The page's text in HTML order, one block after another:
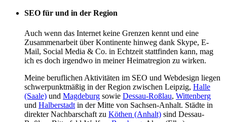
SEO für und in der Region
Auch wenn das Internet keine Grenzen kennt und eine
Zusammenarbeit über Kontinente hinweg dank Skype, E-
Mail, Social Media & Co. in Echtzeit statt­finden kann, mag
ich es doch irgendwo in meiner Heimatregion zu wirken.
Meine beruflichen Aktivitäten im SEO und Webdesign liegen
schwer­punkt­mäßig in der Region zwischen Leipzig, Halle
(Saale) und Magdeburg sowie Dessau-Roßlau, Wittenberg
und Halberstadt in der Mitte von Sachsen-Anhalt. Städte in
direkter Nachbarschaft zu Köthen (Anhalt) sind Dessau-